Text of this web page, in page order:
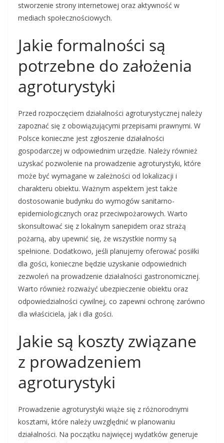
stworzenie strony internetowej oraz aktywność w
mediach społecznościowych.
Jakie formalności są
potrzebne do założenia
agroturystyki
Przed rozpoczęciem działalności agroturystycznej należy
zapoznać się z obowiązującymi przepisami prawnymi. W
Polsce konieczne jest zgłoszenie działalności
gospodarczej w odpowiednim urzędzie. Należy również
uzyskać pozwolenie na prowadzenie agroturystyki, które
może być wymagane w zależności od lokalizacji i
charakteru obiektu. Ważnym aspektem jest także
dostosowanie budynku do wymogów sanitarno-
epidemiologicznych oraz przeciwpożarowych. Warto
skonsultować się z lokalnym sanepidem oraz strażą
pożarną, aby upewnić się, że wszystkie normy są
spełnione. Dodatkowo, jeśli planujemy oferować posiłki
dla gości, konieczne będzie uzyskanie odpowiednich
zezwoleń na prowadzenie działalności gastronomicznej.
Warto również rozważyć ubezpieczenie obiektu oraz
odpowiedzialności cywilnej, co zapewni ochronę zarówno
dla właściciela, jak i dla gości.
Jakie są koszty związane
z prowadzeniem
agroturystyki
Prowadzenie agroturystyki wiąże się z różnorodnymi
kosztami, które należy uwzględnić w planowaniu
działalności. Na początku najwięcej wydatków generuje